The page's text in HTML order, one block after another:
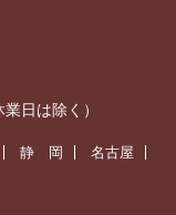
日は除く）
静 岡
名古屋